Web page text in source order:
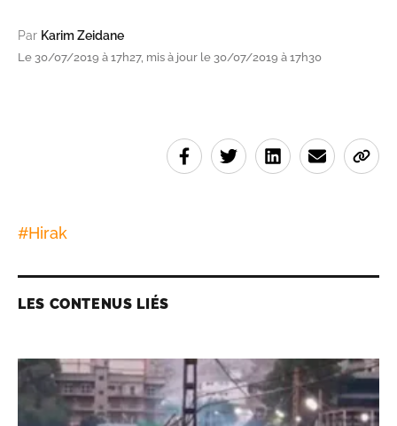
Par Karim Zeidane
Le 30/07/2019 à 17h27, mis à jour le 30/07/2019 à 17h30
#Hirak
LES CONTENUS LIÉS